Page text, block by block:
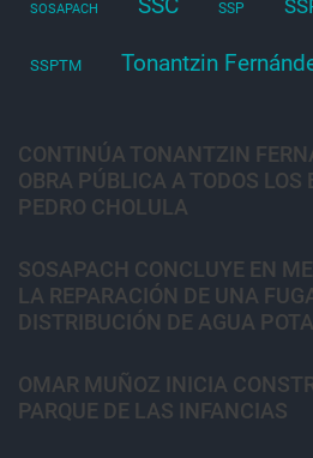
SOSAPACH SSP
SSPTM Tonantzin
CONTINÚA TONANTZIN
OBRA PÚBLICA A TODOS LOS
PEDRO CHOLULA
SOSAPACH CONCLUYE EN
LA REPARACIÓN DE UNA
DISTRIBUCIÓN DE AGUA
OMAR MUÑOZ INICIA
PARQUE DE LAS INFANCIAS